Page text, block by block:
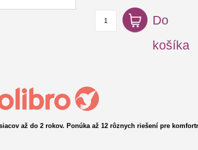
Do
košíka
až do 2 rokov. Ponúka až 12 rôznych riešení pre